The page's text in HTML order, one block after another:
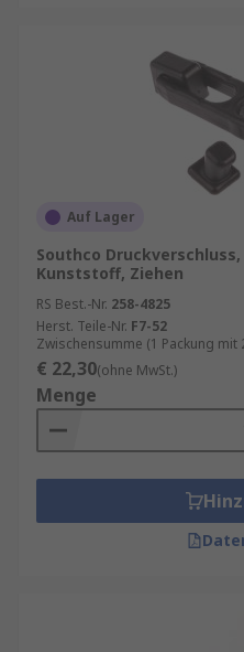
Auf Lager
Southco
Kunststoff, Ziehen
RS Best.-Nr. 258-4825
Herst. Teile-Nr. F7-52
Zwischensumme (1 Packung mit
€ 22,30(ohne MwSt.)
Menge